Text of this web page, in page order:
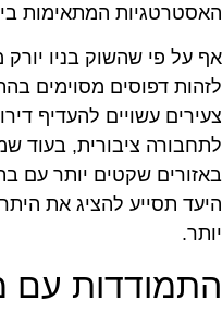
המתאימות
על פי שהשוק בניו יורק
דפוסים מסוימים
עשויים להעדיף
ציבורית, בעוד
שקטים יותר עם
תסייע להציג את
עם